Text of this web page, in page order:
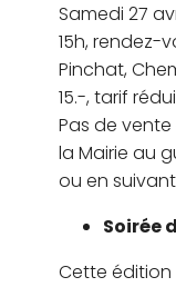
Samedi 27
15h, rendez-
Pinchat,
15.-, tarif
Pas de
la Mairie au
ou en suivant
Soirée
Cette